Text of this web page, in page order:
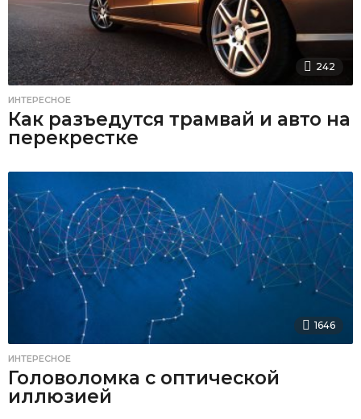
242
ИНТЕРЕСНОЕ
Как разъедутся трамвай и авто на
перекрестке
1646
ИНТЕРЕСНОЕ
Головоломка с оптической
иллюзией